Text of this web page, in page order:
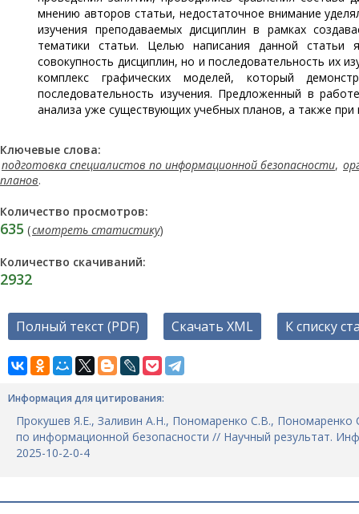
мнению авторов статьи, недостаточное внимание
изучения преподаваемых дисциплин в рамках
тематики статьи. Целью написания данной статьи
совокупность дисциплин, но и последовательность их
комплекс графических моделей, который
последовательность изучения. Предложенный в
анализа уже существующих учебных планов, а также при
Ключевые слова:
подготовка специалистов по информационной безопасности,
планов.
Количество просмотров:
635 (смотреть статистику)
Количество скачиваний:
2932
Полный текст (PDF) Скачать XML К списку
Информация для цитирования:
Прокушев Я.Е., Заливин А.Н., Пономаренко С.В., Пономаренко
по информационной безопасности // Научный результат.
2025-10-2-0-4